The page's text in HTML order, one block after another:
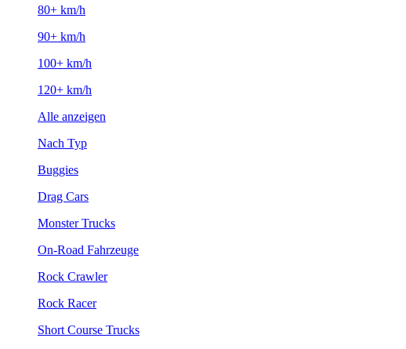
80+ km/h
90+ km/h
100+ km/h
120+ km/h
Alle anzeigen
Nach Typ
Buggies
Drag Cars
Monster Trucks
On-Road Fahrzeuge
Rock Crawler
Rock Racer
Short Course Trucks